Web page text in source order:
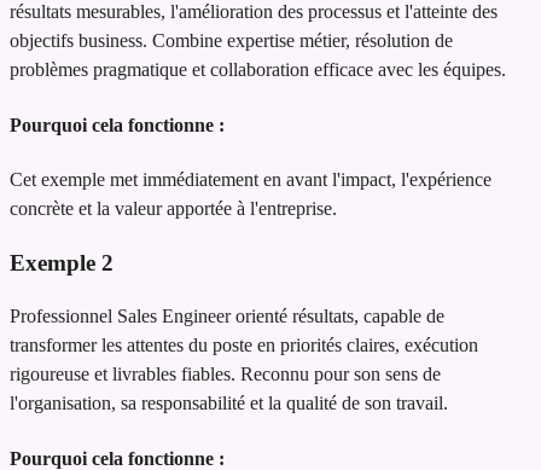
résultats mesurables, l'amélioration des processus et l'atteinte des
objectifs business. Combine expertise métier, résolution de
problèmes pragmatique et collaboration efficace avec les équipes.
Pourquoi cela fonctionne :
Cet exemple met immédiatement en avant l'impact, l'expérience
concrète et la valeur apportée à l'entreprise.
Exemple 2
Professionnel Sales Engineer orienté résultats, capable de
transformer les attentes du poste en priorités claires, exécution
rigoureuse et livrables fiables. Reconnu pour son sens de
l'organisation, sa responsabilité et la qualité de son travail.
Pourquoi cela fonctionne :